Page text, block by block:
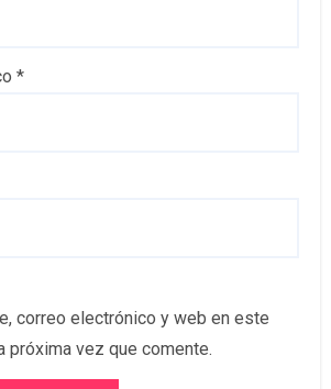
*
correo electrónico y web en este
próxima vez que comente.